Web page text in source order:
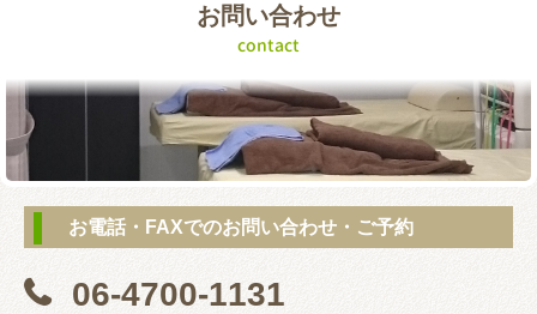
料金表
ブログ お知らせ
お客様の声 テーピング
リアライン（骨盤矯正） トレーニング指導
腰の痛み 首の痛み
腱鞘炎
お問い合わせ
contact
お電話・FAXでのお問い合わせ・ご予約
 06-4700-1131